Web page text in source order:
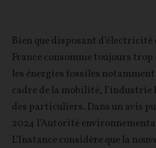
Bien que disposant d’électricité
France consomme toujours trop
les énergies fossiles
cadre de la mobilité, l’industrie
des particuliers. Dans un avis
2024 l’Autorité
L’Instance considère que la